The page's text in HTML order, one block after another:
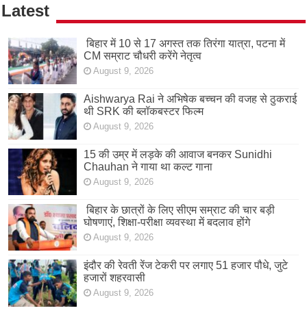
Latest
बिहार में 10 से 17 अगस्त तक तिरंगा यात्रा, पटना में
CM सम्राट चौधरी करेंगे नेतृत्व
August 9, 2026
Aishwarya Rai ने अभिषेक बच्चन की वजह से ठुकराई
थी SRK की ब्लॉकबस्टर फिल्म
August 9, 2026
15 की उम्र में लड़के की आवाज बनकर Sunidhi
Chauhan ने गाया था कल्ट गाना
August 9, 2026
बिहार के छात्रों के लिए सीएम सम्राट की चार बड़ी
घोषणाएं, शिक्षा-परीक्षा व्यवस्था में बदलाव होंगे
August 9, 2026
इंदौर की रेवती रेंज टेकरी पर लगाए 51 हजार पौधे, जुटे
हजारों शहरवासी
August 9, 2026